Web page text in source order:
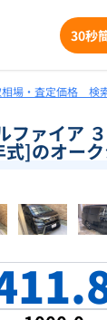
30秒
相場・査定価格 検
ファイア
]のオー